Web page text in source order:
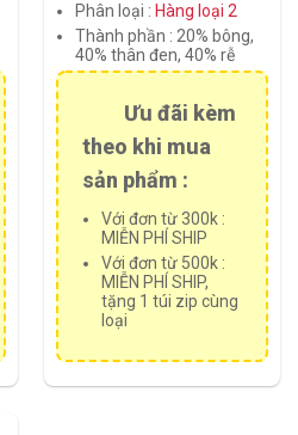
out of 5
based on
customer
rating
Phân loại : Hàng loại 2
Thành phần : 20% bông,
40% thân đen, 40% rễ
Ưu đãi kèm
theo khi mua
sản phẩm :
Với đơn từ 300k :
MIỄN PHÍ SHIP
Với đơn từ 500k :
MIỄN PHÍ SHIP,
tặng 1 túi zip cùng
loại